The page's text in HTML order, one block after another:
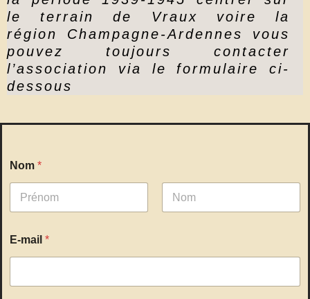
le terrain de Vraux voire la
région Champagne-Ardennes vous
pouvez toujours contacter
l’association via le formulaire ci-
dessous
Nom *
o
m
E-mail *